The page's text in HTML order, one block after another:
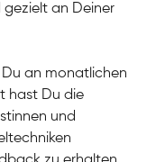
gezielt an Deiner
an monatlichen
hast Du die
und